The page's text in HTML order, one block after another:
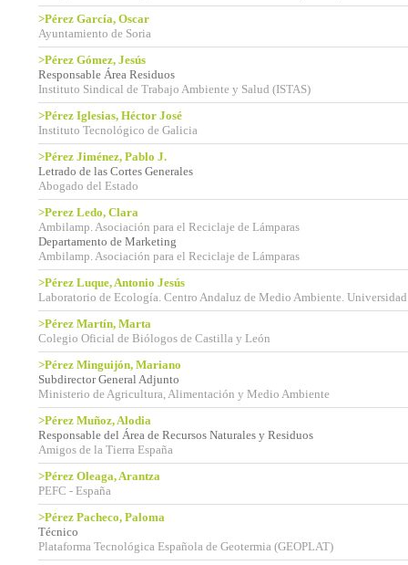
>Pérez García, Oscar
Ayuntamiento de Soria
>Pérez Gómez, Jesús
Responsable Área Residuos
Instituto Sindical de Trabajo Ambiente y Salud (ISTAS)
>Pérez Iglesias, Héctor José
Instituto Tecnológico de Galicia
>Pérez Jiménez, Pablo J.
Letrado de las Cortes Generales
Abogado del Estado
>Perez Ledo, Clara
Ambilamp. Asociación para el Reciclaje de Lámparas
Departamento de Marketing
Ambilamp. Asociación para el Reciclaje de Lámparas
>Pérez Luque, Antonio Jesús
Laboratorio de Ecología. Centro Andaluz de Medio Ambiente. Universidad
>Pérez Martín, Marta
Colegio Oficial de Biólogos de Castilla y León
>Pérez Minguijón, Mariano
Subdirector General Adjunto
Ministerio de Agricultura, Alimentación y Medio Ambiente
>Pérez Muñoz, Alodia
Responsable del Área de Recursos Naturales y Residuos
Amigos de la Tierra España
>Pérez Oleaga, Arantza
PEFC - España
>Pérez Pacheco, Paloma
Técnico
Plataforma Tecnológica Española de Geotermia (GEOPLAT)